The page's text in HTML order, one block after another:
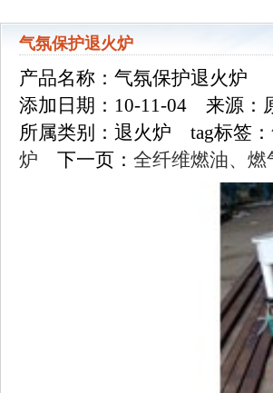
气氛保护退火炉
产品名称：气氛保护退火炉
添加日期：10-11-04 来源
所属类别：退火炉 tag标签：
炉 下一页： 全纤维燃油、